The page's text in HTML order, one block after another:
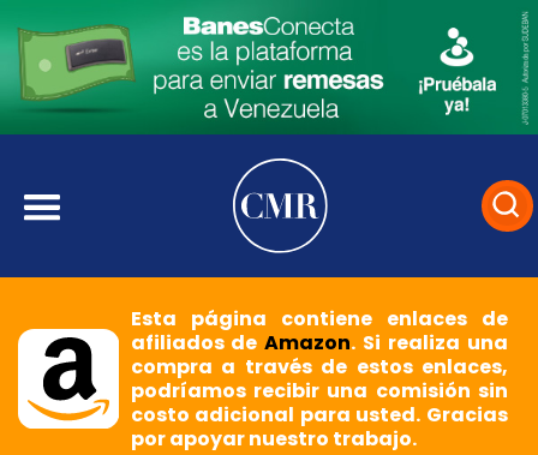
Esta página contiene enlaces de
afiliados deAmazon. Si realiza una
compra a través de estos enlaces,
podríamos recibir una comisión sin
costo adicional para usted. Gracias
por apoyar nuestro trabajo.